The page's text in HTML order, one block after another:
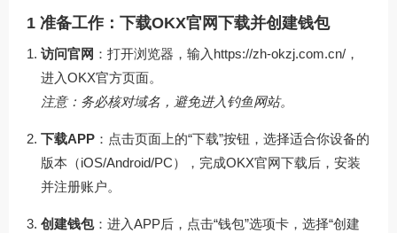
1 准备工作：下载OKX官网下载并创建钱包
访问官网 ：打开浏览器，输入 https://zh-okzj.com.cn/ ，
进入OKX官方页面。
注意：务必核对域名，避免进入钓鱼网站。
下载APP ：点击页面上的“下载”按钮，选择适合你设备的
版本（iOS/Android/PC），完成OKX官网下载后，安装
并注册账户。
创建钱包：进入APP后，点击“钱包”选项卡，选择“创建